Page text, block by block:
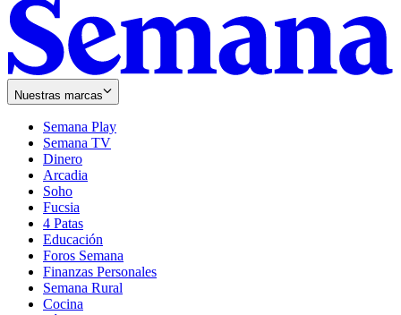
Nuestras marcas
Semana Play
Semana TV
Dinero
Arcadia
Soho
in
new
window
Fucsia
in
new
window
4 Patas
Educación
Foros Semana
Finanzas Personales
Semana Rural
Cocina